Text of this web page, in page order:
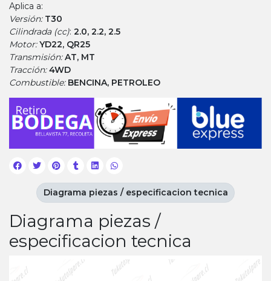
Aplica a:
Versión: T30
Cilindrada (cc): 2.0, 2.2, 2.5
Motor:YD22, QR25
Transmisión:AT, MT
Tracción:4WD
Combustible: BENCINA, PETROLEO
Diagrama piezas /
especificacion tecnica
Diagrama piezas / especificacion tecnica